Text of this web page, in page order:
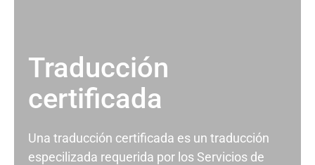
Traducción
certificada
Una traducción certificada es un traducción
especilizada requerida por los Servicios de